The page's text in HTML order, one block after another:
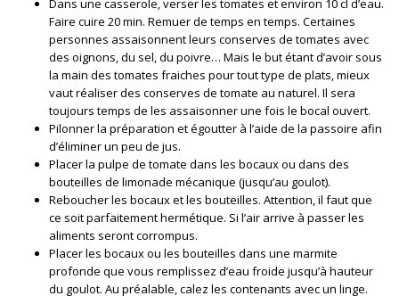
Dans une casserole, verser les tomates et environ 10 cl d’eau.
Faire cuire 20 min. Remuer de temps en temps. Certaines
personnes assaisonnent leurs conserves de tomates avec
des oignons, du sel, du poivre… Mais le but étant d’avoir sous
la main des tomates fraiches pour tout type de plats, mieux
vaut réaliser des conserves de tomate au naturel. Il sera
toujours temps de les assaisonner une fois le bocal ouvert.
Pilonner la préparation et égoutter à l’aide de la passoire afin
d’éliminer un peu de jus.
Placer la pulpe de tomate dans les bocaux ou dans des
bouteilles de limonade mécanique (jusqu’au goulot).
Reboucher les bocaux et les bouteilles. Attention, il faut que
ce soit parfaitement hermétique. Si l’air arrive à passer les
aliments seront corrompus.
Placer les bocaux ou les bouteilles dans une marmite
profonde que vous remplissez d’eau froide jusqu’à hauteur
du goulot. Au préalable, calez les contenants avec un linge.